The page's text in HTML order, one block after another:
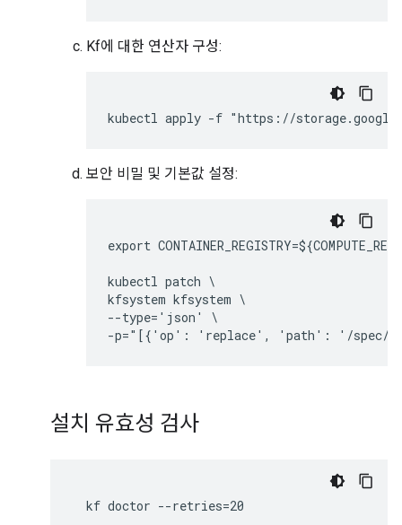
Kf에 대한 연산자 구성:
kubectl apply -f "https://
보안 비밀 및 기본값 설정:
export
kubectl patch \
kfsystem kfsystem \
--type='json' \
설치 유효성 검사
  kf doctor --retries=20